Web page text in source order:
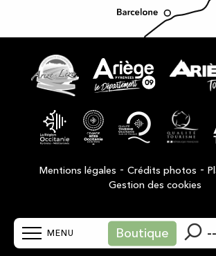
MENU Boutique
Mentions légales - Crédits photos -
Gestion des cookies